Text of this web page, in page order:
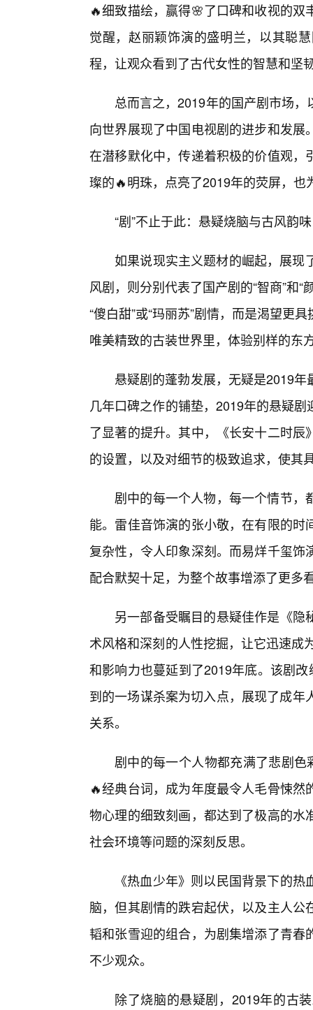
🔥细致描绘，赢得🌸了口碑和收视的
觉醒，赵丽颖饰演的盛明兰，以其聪
程，让观众看到了古代女性的智慧和坚
总而言之，2019年的国产剧市场
向世界展现了中国电视剧的进步和发
在潜移默化中，传递着积极的价值观
璨的🔥明珠，点亮了2019年的荧屏，
“剧”不止于此：悬疑烧脑与古风韵
如果说现实主义题材的崛起，展现
风剧，则分别代表了国产剧的“智商”和
“傻白甜”或“玛丽苏”剧情，而是渴望更
唯美精致的古装世界里，体验别样的东
悬疑剧的蓬勃发展，无疑是2019
几年口碑之作的铺垫，2019年的悬疑
了显著的提升。其中，《长安十二时
的设置，以及对细节的极致追求，使其
剧中的每一个人物，每一个情节
能。雷佳音饰演的张小敬，在有限的
复杂性，令人印象深刻。而易烊千玺
配合默契十足，为整个故事增添了更多
另一部备受瞩目的悬疑佳作是《
术风格和深刻的人性挖掘，让它迅速成
和影响力也蔓延到了2019年底。该剧
到的一场谋杀案为切入点，展现了成
关系。
剧中的每一个人物都充满了悲剧色
🔥经典台词，成为年度最令人毛骨悚
物心理的细致刻画，都达到了极高的
社会环境等问题的深刻反思。
《热血少年》则以民国背景下的
脑，但其剧情的跌宕起伏，以及主人
韬和张雪迎的组合，为剧集增添了青
不少观众。
除了烧脑的悬疑剧，2019年的古